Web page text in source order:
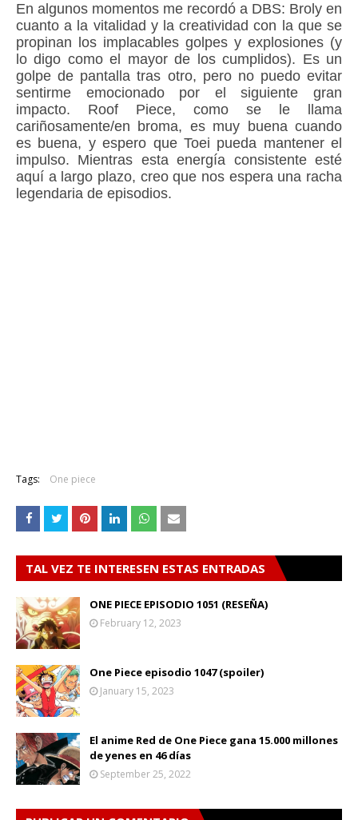
En algunos momentos me recordó a DBS: Broly en
cuanto a la vitalidad y la creatividad con la que se
propinan los implacables golpes y explosiones (y
lo digo como el mayor de los cumplidos). Es un
golpe de pantalla tras otro, pero no puedo evitar
sentirme emocionado por el siguiente gran
impacto. Roof Piece, como se le llama
cariñosamente/en broma, es muy buena cuando
es buena, y espero que Toei pueda mantener el
impulso. Mientras esta energía consistente esté
aquí a largo plazo, creo que nos espera una racha
legendaria de episodios.
Tags: One piece
TAL VEZ TE INTERESEN ESTAS ENTRADAS
ONE PIECE EPISODIO 1051 (RESEÑA)
February 12, 2023
One Piece episodio 1047 (spoiler)
January 15, 2023
El anime Red de One Piece gana 15.000 millones
de yenes en 46 días
September 25, 2022